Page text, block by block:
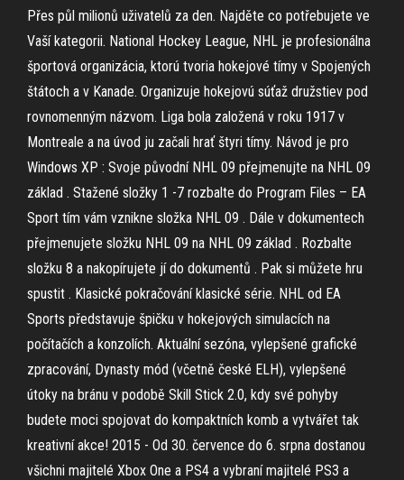
Přes půl milionů uživatelů za den. Najděte co potřebujete ve
Vaší kategorii. National Hockey League, NHL je profesionálna
športová organizácia, ktorú tvoria hokejové tímy v Spojených
štátoch a v Kanade. Organizuje hokejovú súťaž družstiev pod
rovnomenným názvom. Liga bola založená v roku 1917 v
Montreale a na úvod ju začali hrať štyri tímy. Návod je pro
Windows XP : Svoje původní NHL 09 přejmenujte na NHL 09
základ . Stažené složky 1 -7 rozbalte do Program Files – EA
Sport tím vám vznikne složka NHL 09 . Dále v dokumentech
přejmenujete složku NHL 09 na NHL 09 základ . Rozbalte
složku 8 a nakopírujete jí do dokumentů . Pak si můžete hru
spustit . Klasické pokračování klasické série. NHL od EA
Sports představuje špičku v hokejových simulacích na
počítačích a konzolích. Aktuální sezóna, vylepšené grafické
zpracování, Dynasty mód (včetně české ELH), vylepšené
útoky na bránu v podobě Skill Stick 2.0, kdy své pohyby
budete moci spojovat do kompaktních komb a vytvářet tak
kreativní akce! 2015 - Od 30. července do 6. srpna dostanou
všichni majitelé Xbox One a PS4 a vybraní majitelé PS3 a